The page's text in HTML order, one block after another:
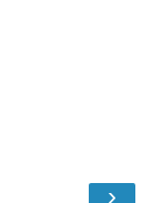
›